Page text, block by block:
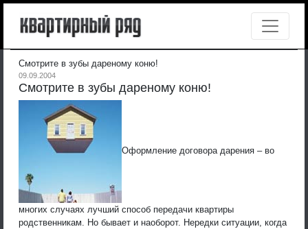
Смотрите в зубы дареному коню!
09.09.2004
Смотрите в зубы дареному коню!
Оформление договора дарения – во
многих случаях лучший способ передачи квартиры
родственникам. Но бывает и наоборот. Нередки ситуации, когда